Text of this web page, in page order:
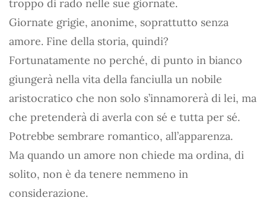
troppo di rado nelle sue giornate.
Giornate grigie, anonime, soprattutto senza
amore. Fine della storia, quindi?
Fortunatamente no perché, di punto in bianco
giungerà nella vita della fanciulla un nobile
aristocratico che non solo s’innamorerà di lei, ma
che pretenderà di averla con sé e tutta per sé.
Potrebbe sembrare romantico, all’apparenza.
Ma quando un amore non chiede ma ordina, di
solito, non è da tenere nemmeno in
considerazione.